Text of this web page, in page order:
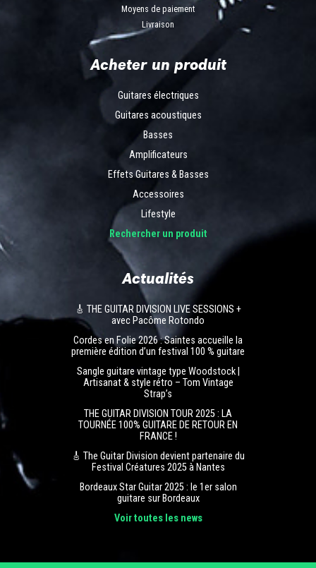
Moyens de paiement
Livraison
Acheter un produit
Guitares électriques
Guitares acoustiques
Basses
Amplificateurs
Effets Guitares & Basses
Accessoires
Lifestyle
Rechercher un produit
Actualités
🎸 THE GUITAR DIVISION LIVE SESSIONS +
avec Pacôme Rotondo
Cordes en Folie 2026 : Saintes accueille la
première édition d’un festival 100 % guitare
Sangle guitare vintage type Woodstock |
Artisanat & style rétro – Tom Vintage
Strap’s
THE GUITAR DIVISION TOUR 2025 : LA
TOURNÉE 100% GUITARE DE RETOUR EN
FRANCE !
🎸 The Guitar Division devient partenaire du
Festival Créatures 2025 à Nantes
Bordeaux Star Guitar 2025 : le 1er salon
guitare sur Bordeaux
Voir toutes les news